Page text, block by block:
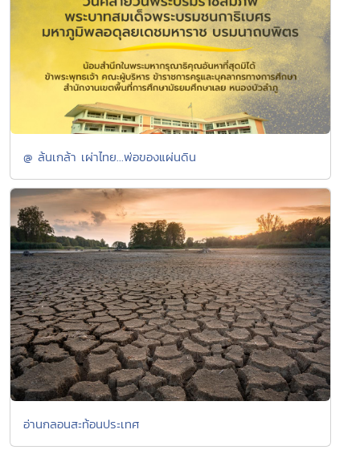
@ ล้นเกล้า เผ่าไทย...พ่อของแผ่นดิน
อ่านกลอนสะท้อนประเทศ